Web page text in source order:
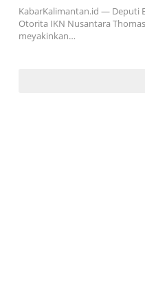
KabarKalimantan.id — Deputi
Otorita IKN Nusantara
meyakinkan…